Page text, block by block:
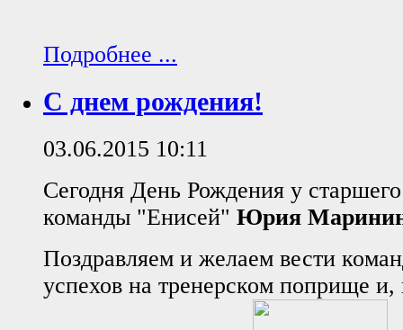
Подробнее ...
С днем рождения!
03.06.2015 10:11
Сегодня День Рождения у
команды "Енисей" Юрия
Поздравляем и желаем вести
успехов на тренерском поприще и,